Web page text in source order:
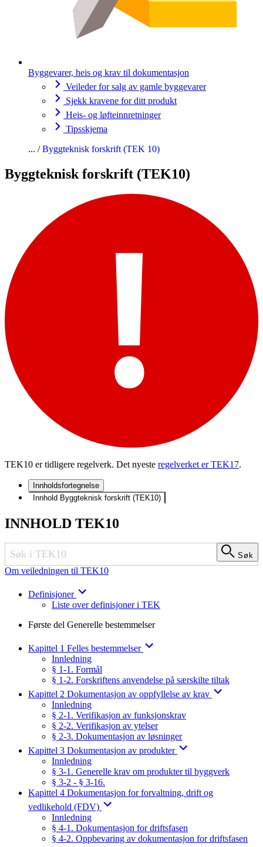
Byggevarer, heis og krav til dokumentasjon
Veileder for salg av gamle byggevarer
Sjekk kravene for ditt produkt
Heis- og løfteinnretninger
Tipsskjema
Byggteknisk forskrift (TEK 10)
Byggteknisk forskrift (TEK10)
TEK10 er tidligere regelverk. Det nyeste regelverket er TEK17.
Innholdsfortegnelse
Innhold Byggteknisk forskrift (TEK10)
INNHOLD TEK10
Søk
Om veiledningen til TEK10
Definisjoner
Liste over definisjoner i TEK
Første del Generelle bestemmelser
Kapittel 1 Felles bestemmelser
Innledning
§ 1-1. Formål
§ 1-2. Forskriftens anvendelse på særskilte tiltak
Kapittel 2 Dokumentasjon av oppfyllelse av krav
Innledning
§ 2-1. Verifikasjon av funksjonskrav
§ 2-2. Verifikasjon av ytelser
§ 2-3. Dokumentasjon av løsninger
Kapittel 3 Dokumentasjon av produkter
Innledning
§ 3-1. Generelle krav om produkter til byggverk
§ 3-2 - § 3-16.
Kapittel 4 Dokumentasjon for forvaltning, drift og
vedlikehold (FDV)
Innledning
§ 4-1. Dokumentasjon for driftsfasen
§ 4-2. Oppbevaring av dokumentasjon for driftsfasen